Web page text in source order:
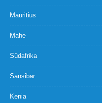
Mauritius
Mahe
Südafrika
Sansibar
Kenia